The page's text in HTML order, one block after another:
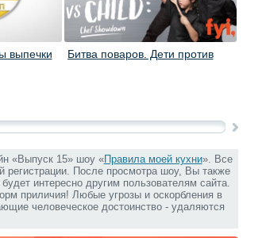
выпечки
Битва поваров. Дети против
«Выпуск 15» шоу «Правила моей кухни». Все
регистрации. После просмотра шоу, Вы также
интересно другим пользователям сайта.
приличия! Любые угрозы и оскорбления в
человеческое достоинство - удаляются